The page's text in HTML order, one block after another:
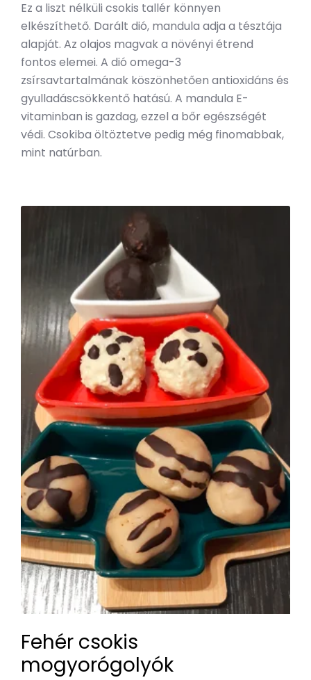
Ez a liszt nélküli csokis tallér könnyen
elkészíthető. Darált dió, mandula adja a tésztája
alapját. Az olajos magvak a növényi étrend
fontos elemei. A dió omega-3
zsírsavtartalmának köszönhetően antioxidáns és
gyulladáscsökkentő hatású. A mandula E-
vitaminban is gazdag, ezzel a bőr egészségét
védi. Csokiba öltöztetve pedig még finomabbak,
mint natúrban.
Fehér csokis
mogyorógolyók